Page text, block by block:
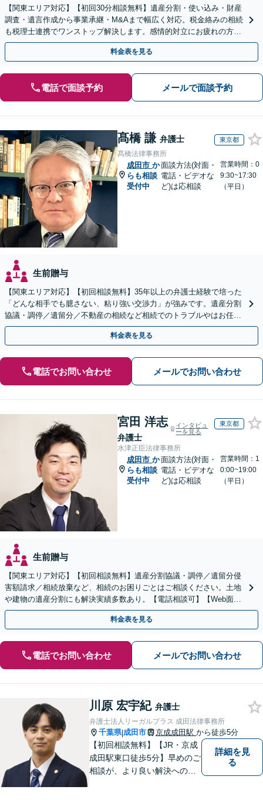
【関東エリア対応】【初回30分相談無料】遺産分割・使い込み・財産
調査・遺言作成から事業承継・M&Aまで幅広く対応。税金絡みの相続
も税理士連携でワンストップ解決します。感情的対立にお疲れの方や
紛争予防をご検討の方も、お気軽にご相談ください。
料金表を見る
電話で面談予約 メールで面談予約
髙橋 謙 弁護士 東京都
髙橋法律事務所
成田市 か
らも相談
受付中
面談方法(対面・
電話・ビデオな
ど)は応相談
営業時間：0
9:30~17:30
（平日）
生前贈与
【関東エリア対応】【初回相談無料】35年以上の弁護士経験で培った
「どんな相手でも臆さない、粘り強い交渉力」が強みです。遺産分割
協議・調停／遺留分／不動産の相続など相続でのトラブルやはお任せ
ください。遺言書や生前贈与など生前対策にも注力
料金表を見る
電話でお問い合わせ メールでお問い合わせ
宮田 洋志
弁護士
インタビュ
ーを見る
東京都
水津正臣法律事務所
成田市 か
らも相談
受付中
面談方法(対面・
電話・ビデオな
ど)は応相談
営業時間：1
0:00~19:00
（平日）
生前贈与
【関東エリア対応】【初回相談無料】遺産分割協議・調停／遺留分侵
害額請求／相続放棄など、相続のお困りごとはご相談ください。土地
や建物の遺産分割にも解決実績多数あり。【電話相談可】【Web面談
可】遺言書作成や財産の整理など生前対策もサポート
料金表を見る
電話でお問い合わせ メールでお問い合わせ
川原 宏宇紀 弁護士
弁護士法人リーガルプラス 成田法律事務所
千葉県|成田市 京成成田駅 から徒歩5分
【初回相談無料】【JR・京成
成田駅東口徒歩5分】早めのご
相談が、より良い解決への第
詳細を見
る